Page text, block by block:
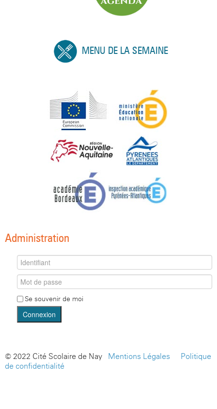
MENU DE LA SEMAINE
Administration
Se souvenir de moi
Connexion
© 2022 Cité Scolaire de Nay - Mentions Légales
Politique
de confidentialité